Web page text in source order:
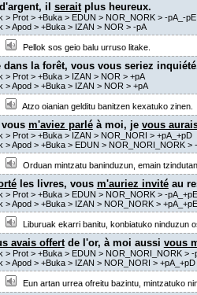
il seraitplus heureux.
> Prot> +Buka> EDUN > NOR_NORK > -pA_-pE
>Apod> +Buka> IZAN > NOR > -pA
Pellok sos geio balu urruso litake.
la forêt, vous vous seriez
> Prot> +Buka> IZAN > NOR > +pA
>Apod> +Buka> IZAN > NOR > +pA
Atzo oianian gelditu banitzen kexatuko zinen.
m'aviez parléà moi, je vous
> Prot> +Buka> IZAN > NOR_NORI > +pA_+pD
>Apod> +Buka> EDUN > NOR_NORI_NORK >
Orduan mintzatu baninduzun, emain
les livres, vous m'auriez invitéau
> Prot> +Buka> EDUN > NOR_NORK > -pA_+pE
>Apod> +Buka> IZAN > NOR_NORK > +pA_+pE
Liburuak ekarri banitu, konbiatuko ninduzun
avais offertde l'or, à moi aussi vous
> Prot> +Buka> EDUN > NOR_NORI_NORK > -
>Apod> +Buka> IZAN > NOR_NORI > +pA_+pD
Eun artan urrea ofreitu bazintu, mintzatuko